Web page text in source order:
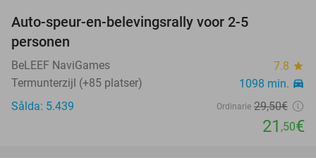
Auto-speur-en-belevingsrally voor 2-5
personen
BeLEEF NaviGames 7.8 star
Termunterzijl (+85 platser) 1098 min. directions_car
Sålda: 5.439 Ordinarie 29,50€
21 ,50€